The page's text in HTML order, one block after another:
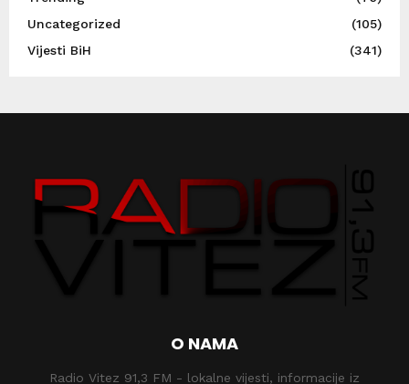
Uncategorized
(105)
Vijesti BiH
(341)
O NAMA
Radio Vitez 91,3 FM - lokalne vijesti, informacije iz